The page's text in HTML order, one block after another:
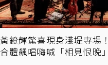
黃鐙輝驚喜現身淺堤專場
合體飆唱嗨喊「相見恨晚